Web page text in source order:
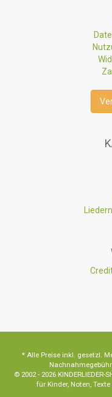
* Alle Preise inkl. gesetzl.
© 2002 - 2026
für Kinder, Noten,